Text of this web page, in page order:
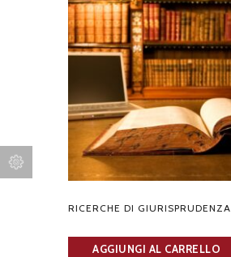
RICERCHE DI GIURISPRUDENZA
AGGIUNGI AL CARRELLO